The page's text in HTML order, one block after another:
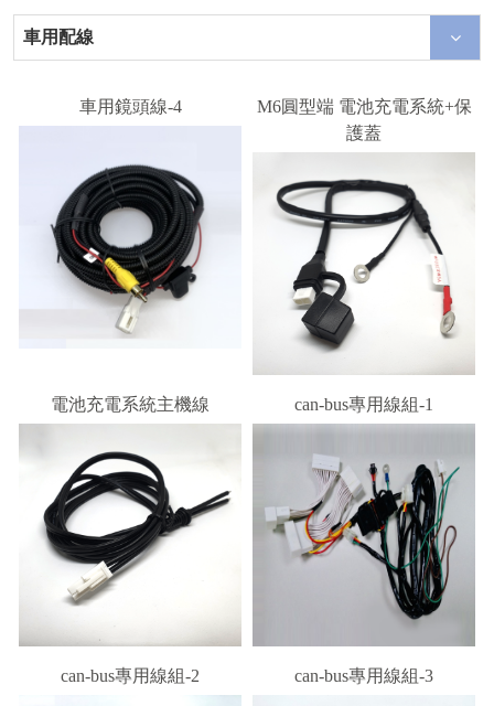
車用配線
車用鏡頭線-4
M6圓型端 電池充電系統+保
護蓋
電池充電系統主機線 can-bus專用線組-1
can-bus專用線組-2 can-bus專用線組-3